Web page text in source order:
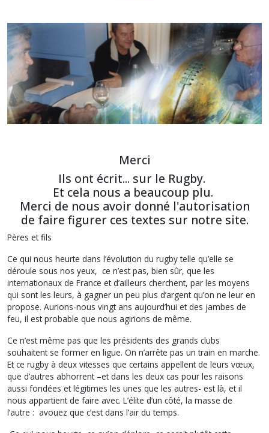
Merci
Ils ont écrit... sur le Rugby.
Et cela nous a beaucoup plu.
Merci de nous avoir donné l'autorisation
de faire figurer ces textes sur notre site.
Pères et fils
Ce qui nous heurte dans l’évolution du rugby telle qu’elle se
déroule sous nos yeux, ce n’est pas, bien sûr, que les
internationaux de France et d’ailleurs cherchent, par les moyens
qui sont les leurs, à gagner un peu plus d’argent qu’on ne leur en
propose. Aurions-nous vingt ans aujourd’hui et des jambes de
feu, il est probable que nous agirions de même.
Ce n’est même pas que les présidents des grands clubs
souhaitent se former en ligue. On n’arrête pas un train en marche.
Et ce rugby à deux vitesses que certains appellent de leurs vœux,
que d’autres abhorrent –et dans les deux cas pour les raisons
aussi fondées et légitimes les unes que les autres- est là, et il
nous appartient de faire avec. L’élite d’un côté, la masse de
l’autre : avouez que c’est dans l’air du temps.